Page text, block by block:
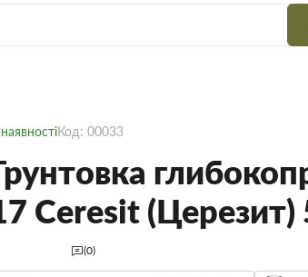
Код: 00033
Ceresit (Церезит)
(0)